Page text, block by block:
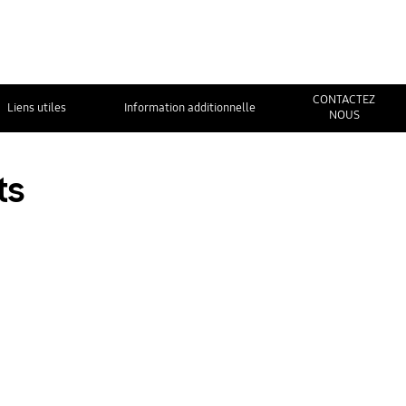
Liens utiles Information additionnelle
CONTACTEZ
NOUS